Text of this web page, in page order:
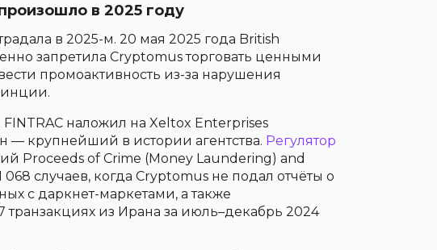
в 2025 году
в 2025-м. 20 мая 2025 года British
запретила Cryptomus торговать ценными
промоактивность из-за нарушения
наложил на Xeltox Enterprises
— крупнейший в истории агентства. Регулятор
Proceeds of Crime (Money Laundering) and
случаев, когда Cryptomus не подал отчёты о
с даркнет-маркетами, а также
из Ирана за июль–декабрь 2024